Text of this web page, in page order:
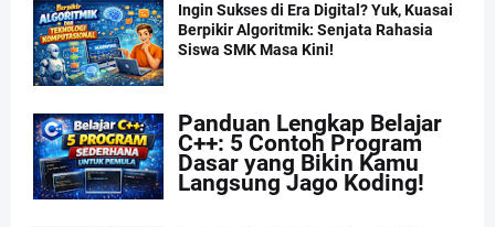
Ingin Sukses di Era Digital? Yuk, Kuasai
Berpikir Algoritmik: Senjata Rahasia
Siswa SMK Masa Kini!
Panduan Lengkap Belajar
C++: 5 Contoh Program
Dasar yang Bikin Kamu
Langsung Jago Koding!